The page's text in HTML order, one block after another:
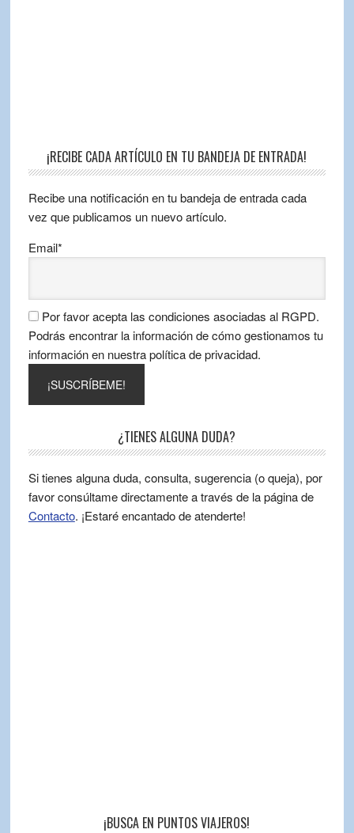
¡RECIBE CADA ARTÍCULO EN TU BANDEJA DE ENTRADA!
Recibe una notificación en tu bandeja de entrada cada
vez que publicamos un nuevo artículo.
Email*
Por favor acepta las condiciones asociadas al RGPD.
Podrás encontrar la información de cómo gestionamos tu
información en nuestra política de privacidad.
¿TIENES ALGUNA DUDA?
Si tienes alguna duda, consulta, sugerencia (o queja), por
favor consúltame directamente a través de la página de
Contacto. ¡Estaré encantado de atenderte!
¡BUSCA EN PUNTOS VIAJEROS!